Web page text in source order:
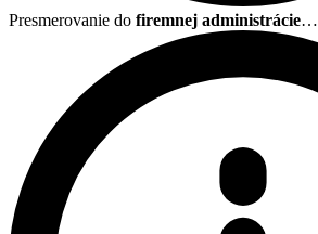
Presmerovanie do firemnej administrácie…